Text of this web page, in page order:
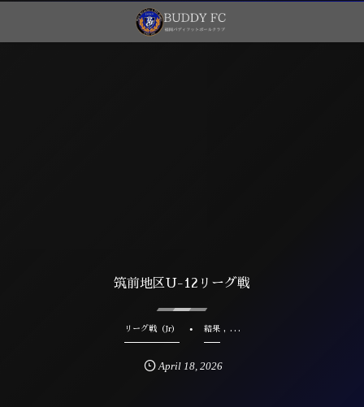
筑前地区U-12リーグ戦
リーグ戦（Jr） 結果, …
April 18,2026